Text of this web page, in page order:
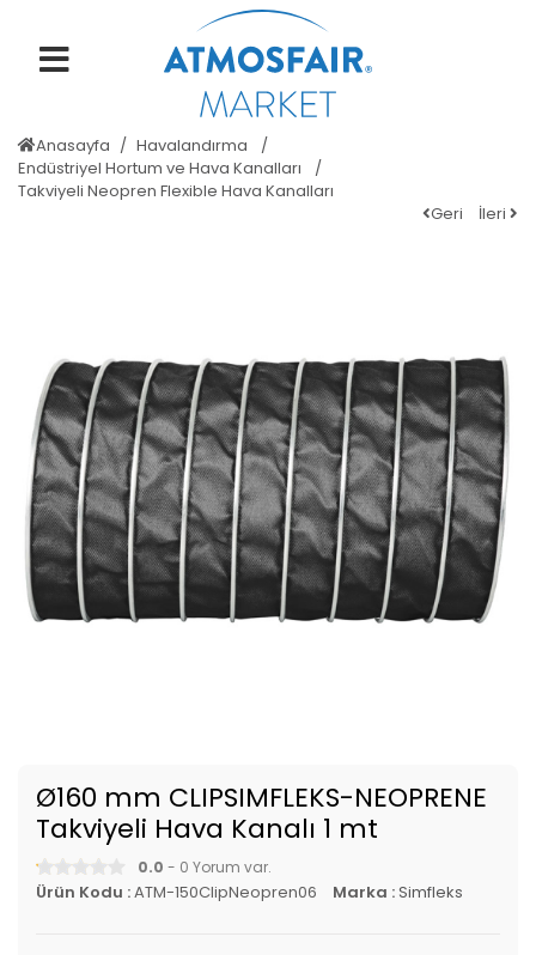
Anasayfa
Havalandırma
Endüstriyel Hortum ve Hava Kanalları
Takviyeli Neopren Flexible Hava Kanalları
Geri
İleri
Ø160 mm CLIPSIMFLEKS-NEOPRENE
Takviyeli Hava Kanalı 1 mt
0.0 - 0 Yorum var.
Ürün Kodu :ATM-150ClipNeopren06 Marka :Simfleks